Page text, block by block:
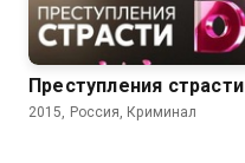
Преступления страсти
2015, Россия, Криминал